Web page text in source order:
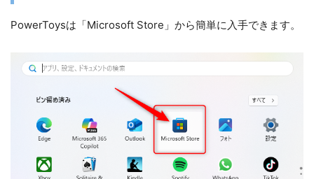
PowerToysは「Microsoft Store」から簡単に入手できます。